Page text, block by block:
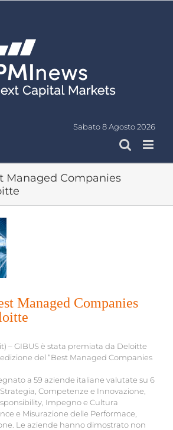
Sabato 8 Agosto 2026
Managed Companies
Managed Companies
– GIBUS è stata premiata da Deloitte
del “Best Managed Companies
a 59 aziende italiane valutate su 6
Competenze e Innovazione,
Impegno e Cultura
e Misurazione delle Performace,
Le aziende hanno dimostrato non